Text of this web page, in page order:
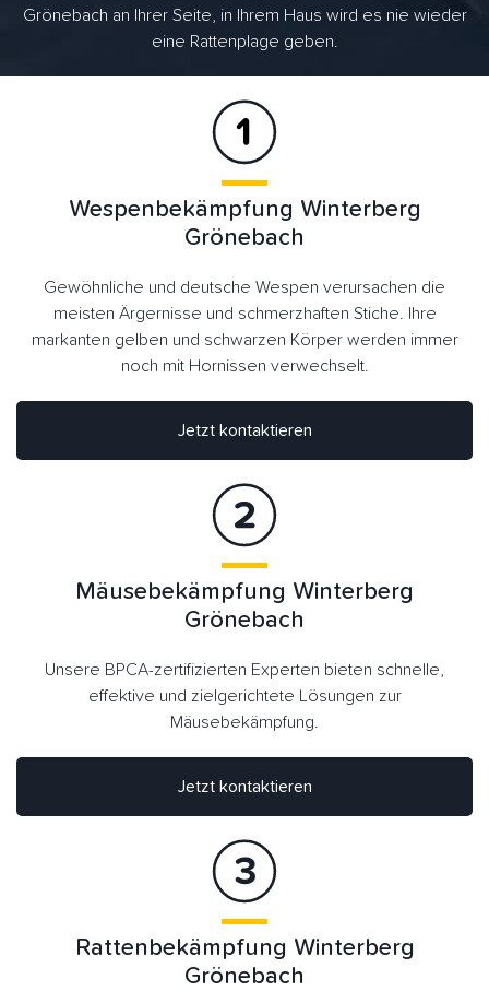
Grönebach an Ihrer Seite, in Ihrem Haus wird es nie wieder
eine Rattenplage geben.
Wespenbekämpfung Winterberg
Grönebach
Gewöhnliche und deutsche Wespen verursachen die
meisten Ärgernisse und schmerzhaften Stiche. Ihre
markanten gelben und schwarzen Körper werden immer
noch mit Hornissen verwechselt.
Jetzt kontaktieren
Jetzt kontaktieren
Mäusebekämpfung Winterberg
Grönebach
Unsere BPCA-zertifizierten Experten bieten schnelle,
effektive und zielgerichtete Lösungen zur
Mäusebekämpfung.
Rattenbekämpfung Winterberg
Grönebach